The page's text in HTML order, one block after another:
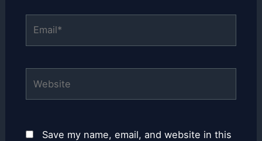
Save my name, email, and website in this